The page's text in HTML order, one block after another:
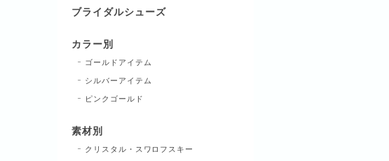
ブライダルシューズ
カラー別
ゴールドアイテム
シルバーアイテム
ピンクゴールド
素材別
クリスタル・スワロフスキー